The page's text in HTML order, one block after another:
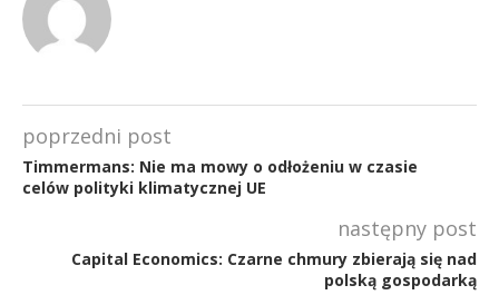
poprzedni post
Timmermans: Nie ma mowy o odłożeniu w czasie
celów polityki klimatycznej UE
następny post
Capital Economics: Czarne chmury zbierają się nad
polską gospodarką